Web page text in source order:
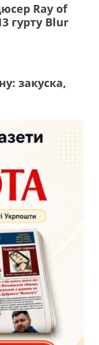
Ray of
гурту Blur
закуска,